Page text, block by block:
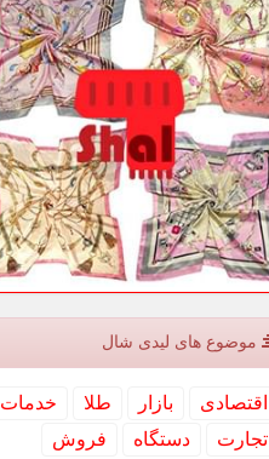
موضوع های لیدی شال
اقتصادی بازار طلا
خدمات
تجارت
دستگاه
فروش